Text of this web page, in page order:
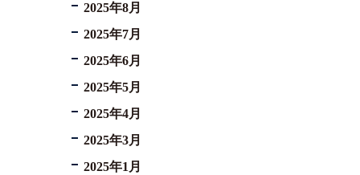
2025年8月
2025年7月
2025年6月
2025年5月
2025年4月
2025年3月
2025年1月